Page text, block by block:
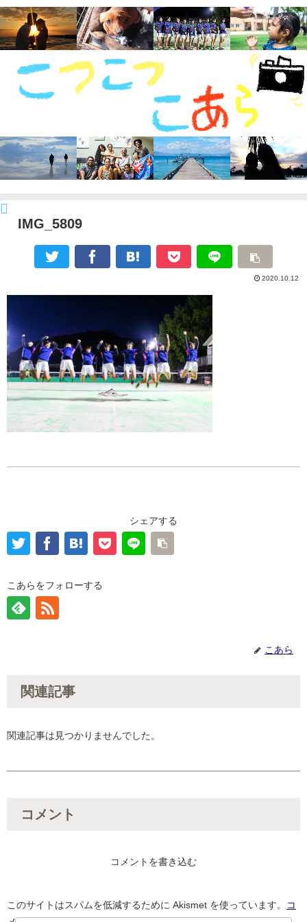
IMG_5809
2020.10.12
シェアする
こあらをフォローする
こあら
関連記事
関連記事は見つかりませんでした。
コメント
コメントを書き込む
このサイトはスパムを低減するために Akismet を使っています。
コ